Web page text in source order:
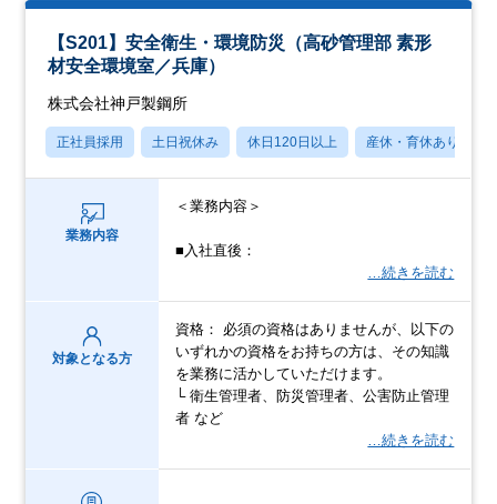
【S201】安全衛生・環境防災（高砂管理部 素形
材安全環境室／兵庫）
株式会社神戸製鋼所
正社員採用 土日祝休み 休日120日以上 産休・育休あり
業務内容
＜業務内容＞
■入社直後：
…続きを読む
対象となる方
資格： 必須の資格はありませんが、以下の
いずれかの資格をお持ちの方は、その知識
を業務に活かしていただけます。
└ 衛生管理者、防災管理者、公害防止管理
者 など
…続きを読む